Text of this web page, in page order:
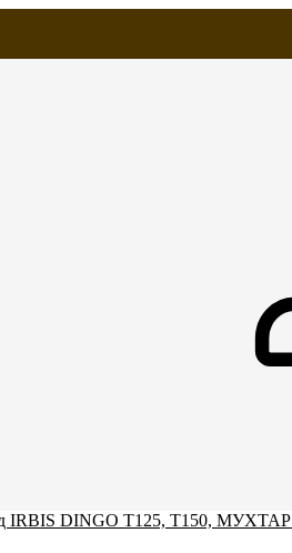
IRBIS DINGO T125, Т150, МУХТАР